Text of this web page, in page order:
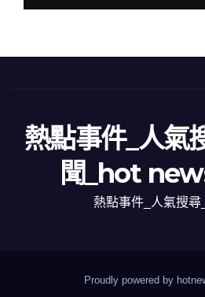
熱點事件_人氣
聞_hot
熱點事件_人氣搜尋
Proudly powered by